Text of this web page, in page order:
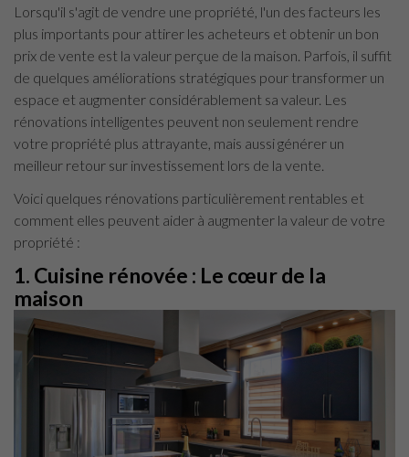
Lorsqu'il s'agit de vendre une propriété, l'un des facteurs les
plus importants pour attirer les acheteurs et obtenir un bon
prix de vente est la valeur perçue de la maison. Parfois, il suffit
de quelques améliorations stratégiques pour transformer un
espace et augmenter considérablement sa valeur. Les
rénovations intelligentes peuvent non seulement rendre
votre propriété plus attrayante, mais aussi générer un
meilleur retour sur investissement lors de la vente.
Voici quelques rénovations particulièrement rentables et
comment elles peuvent aider à augmenter la valeur de votre
propriété :
1. Cuisine rénovée : Le cœur de la
maison